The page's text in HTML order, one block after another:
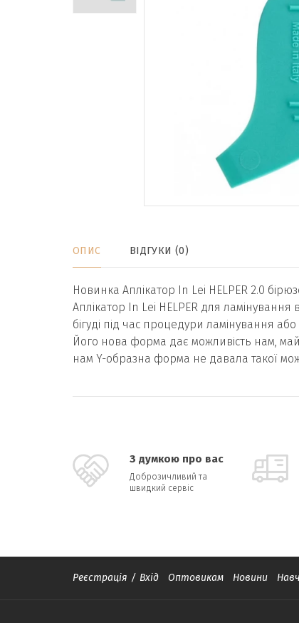
ОПИС ВІДГУКИ (0)
Новинка Аплікатор In Lei HELPER 2.0
Аплікатор In Lei HELPER для
бігуді під час процедури ламінування
Його нова форма дає можливість нам,
нам Y-образна форма не давала такої
З думкою про вас
Доброзичливий та
швидкий сервіс
Реєстрація / Вхід Оптовикам Новини